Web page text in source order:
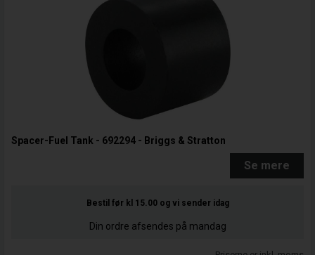
Spacer-Fuel Tank - 692294 - Briggs & Stratton
Se mere
Bestil før kl 15.00 og vi sender idag
Din ordre afsendes på mandag